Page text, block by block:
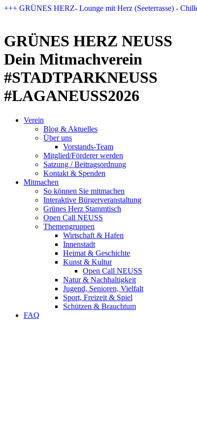
Zum
+++ GRÜNES HERZ- Lounge mit Herz (Seeterrasse) -
GRÜNES HERZ NEUSS
Dein Mitmachverein
#STADTPARKNEUSS
#LAGANEUSS2026
Verein
Blog & Aktuelles
Über uns
Vorstands-Team
Mitglied/Förderer werden
Satzung / Beitragsordnung
Kontakt & Spenden
Mitmachen
So können Sie mitmachen
Interaktive Bürgerveranstaltung
Grünes Herz Stammtisch
Open Call NEUSS
Themengruppen
Wirtschaft & Hafen
Innenstadt
Heimat & Geschichte
Kunst & Kultur
Open Call NEUSS
Natur & Nachhaltigkeit
Jugend, Senioren, Vielfalt
Sport, Freizeit & Spiel
Schützen & Brauchtum
FAQ